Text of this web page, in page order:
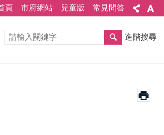
頁 市府網站 兒童版 常見問答
進階搜尋